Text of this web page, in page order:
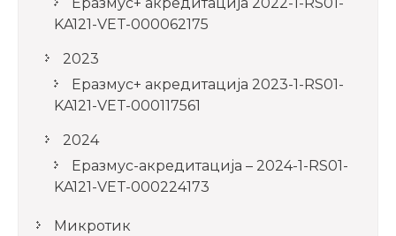
KA121-VET-000062175
2023
Еразмус+ акредитација 2023-1-RS01-
KA121-VET-000117561
2024
Еразмус-акредитација – 2024-1-RS01-
KA121-VET-000224173
Микротик